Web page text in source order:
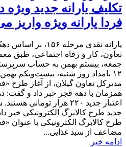
تکلیف یارانه جدید ویژه
فردا یارانه ویژه واریز
یارانه نقدی مرحله
تعاون، کار و رفاه اجتماعی، طبق
جمعه، بیستم بهمن به حساب
۱۲ بامداد روز شنبه، بیست‌ویکم
مدیرکل تعاون گیلان، از آغاز طرح
همزمان با دهه فجر خبر داد و
اعتبار جدید ۲۲۰ هزار
جدید طرح کالابرگ الکترونیکی خبر
طرح کالابرگ الکترونیکی با عنوان
مضاعف از سبد غذایی...
ادامه خبر